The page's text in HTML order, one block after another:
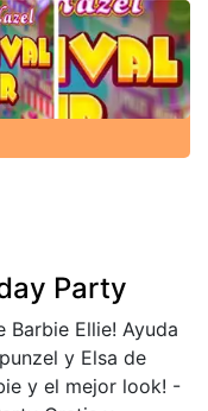
Party
Barbie Ellie! Ayuda
y Elsa de
y el mejor look! -